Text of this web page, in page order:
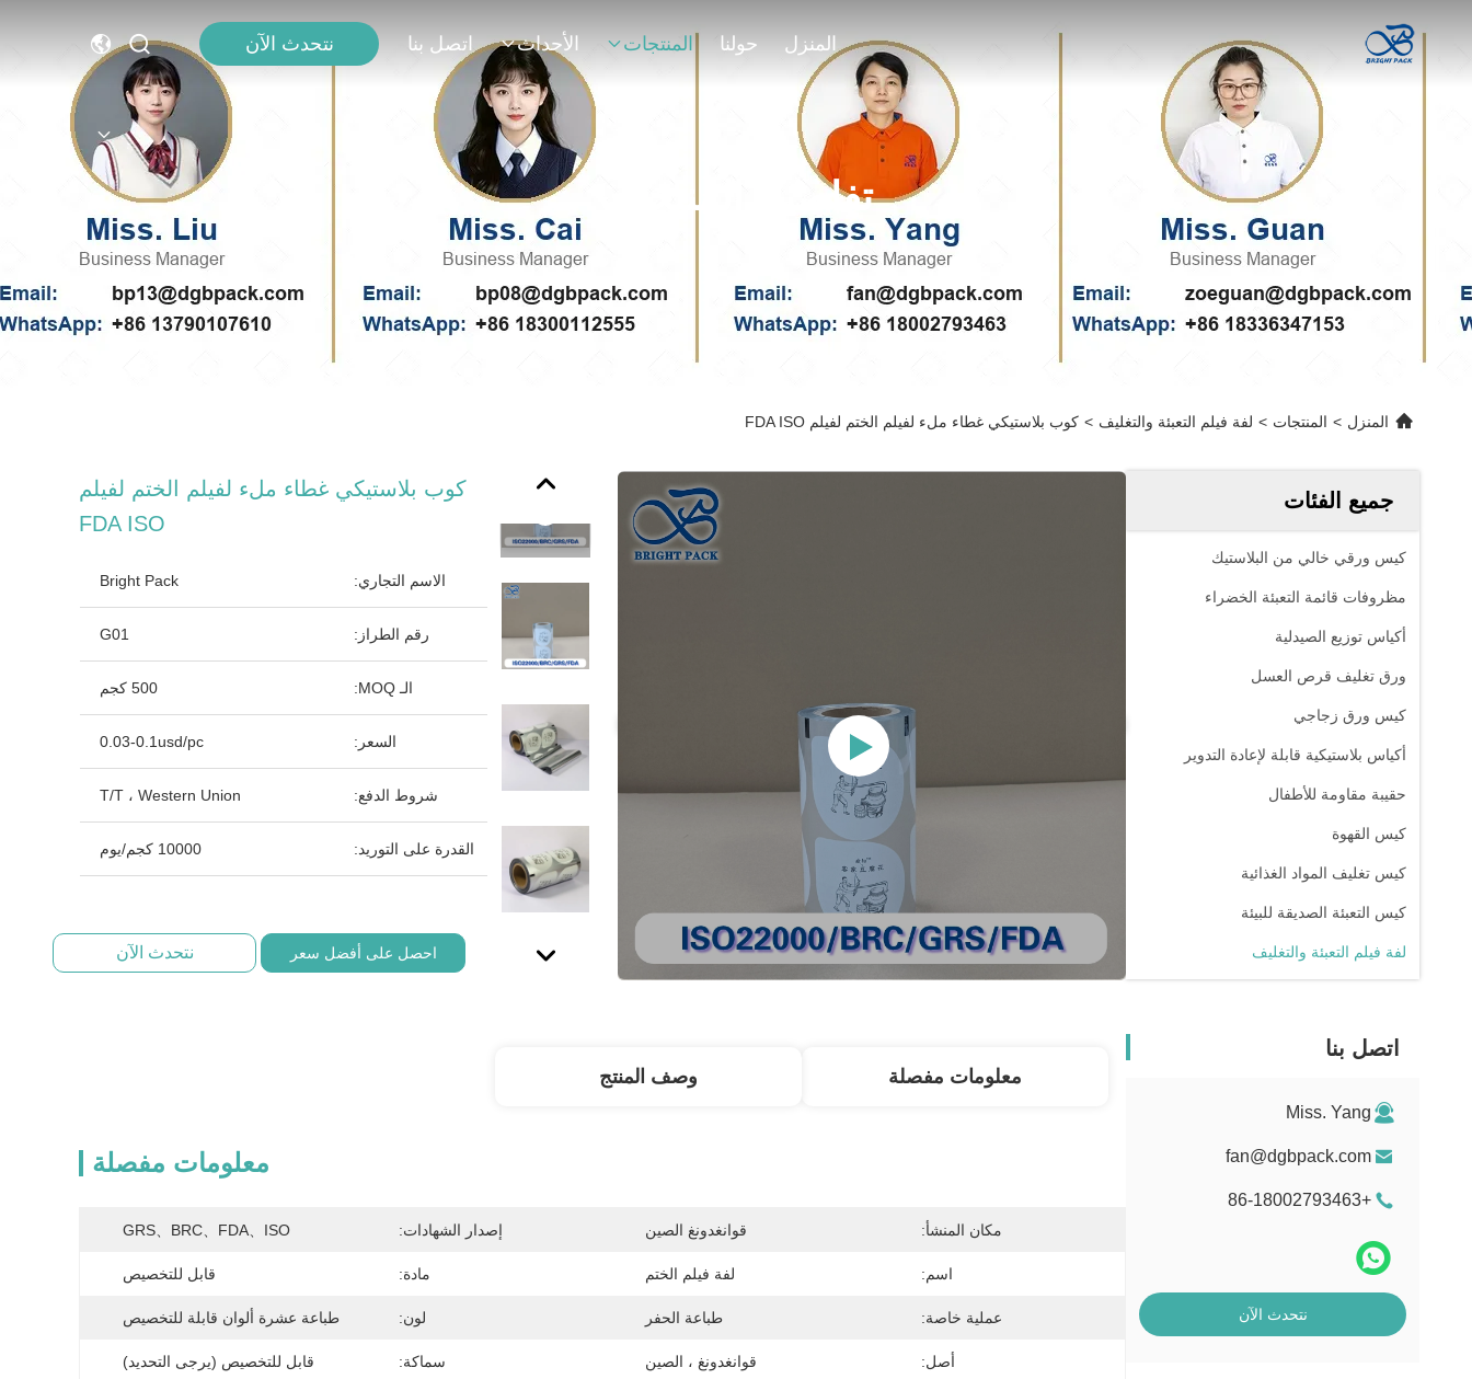
المنزل حولنا المنتجات الأحداث اتصل بنا نتحدث الآن
تفاصيل المنتجات
المنزل > المنتجات > لفة فيلم التعبئة والتغليف > كوب بلاستيكي غطاء ملء لفيلم الختم لفيلم FDA ISO
جميع الفئات
كيس ورقي خالي من البلاستيك
مظروفات قائمة التعبئة الخضراء
أكياس توزيع الصيدلية
ورق تغليف قرص العسل
كيس ورق زجاجي
أكياس بلاستيكية قابلة لإعادة التدوير
حقيبة مقاومة للأطفال
كيس القهوة
كيس تغليف المواد الغذائية
كيس التعبئة الصديقة للبيئة
لفة فيلم التعبئة والتغليف
اتصل بنا
Miss. Yang
fan@dgbpack.com
+86-18002793463
نتحدث الآن
كوب بلاستيكي غطاء ملء لفيلم الختم لفيلم
FDA ISO
الاسم التجاري: Bright Pack
رقم الطراز: G01
الـ MOQ: 500 كجم
السعر: 0.03-0.1usd/pc
شروط الدفع: T/T ، Western Union
القدرة على التوريد: 10000 كجم/يوم
احصل على أفضل سعر نتحدث الآن
معلومات مفصلة وصف المنتج
معلومات مفصلة
مكان المنشأ: قوانغدونغ الصين إصدار الشهادات: GRS、BRC、FDA、ISO
اسم: لفة فيلم الختم مادة: قابل للتخصيص
عملية خاصة: طباعة الحفر لون: طباعة عشرة ألوان قابلة للتخصيص
أصل: قوانغدونغ ، الصين سماكة: قابل للتخصيص (يرجى التحديد)